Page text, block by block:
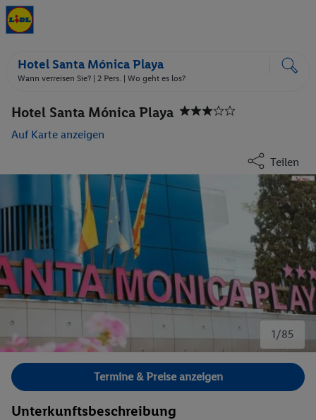
Hotel Santa Mónica Playa
Wann verreisen Sie? | 2 Pers. | Wo geht es los?
Hotel Santa Mónica Playa
Auf Karte anzeigen
Teilen
1/85
Bild 1 von 85.
Termine & Preise anzeigen
Unterkunftsbeschreibung